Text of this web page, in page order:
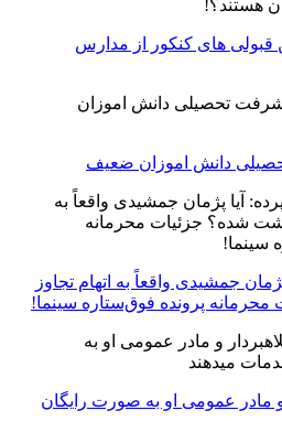
قبولی های کنکور از مدارس
دانش اموزان ضعیف
جمشیدی واقعاً به اتهام تجاوز
پرونده فوق‌ستاره سینما!
مادر عمومی او به صورت رایگان